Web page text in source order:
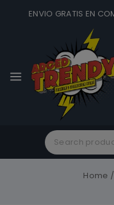
ENVIO GRATIS EN
Home /